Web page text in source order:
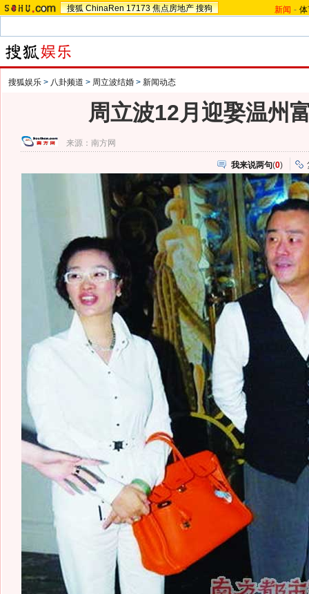
搜狐 ChinaRen 17173 焦点房地产 搜狗 新闻 -
搜狐娱乐 > 八卦频道 > 周立波结婚 > 新闻动态
周立波12月迎娶温州
来源： 南方网
我来说两句(0)